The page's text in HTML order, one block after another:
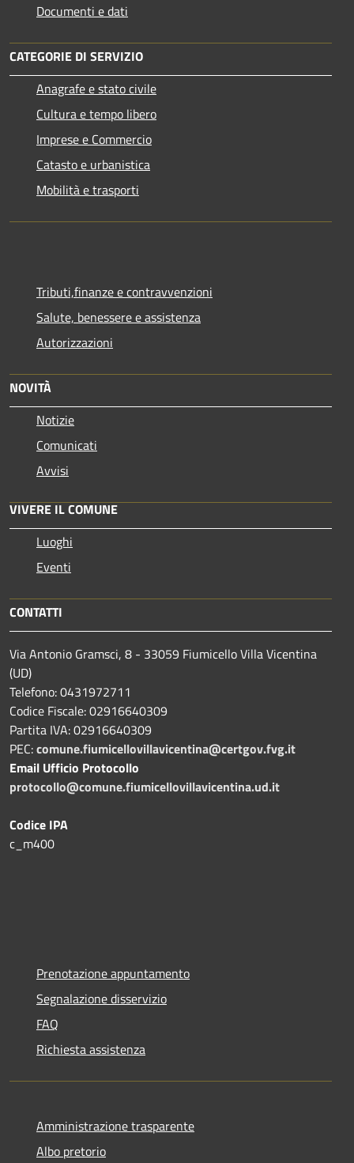
Documenti e dati
CATEGORIE DI SERVIZIO
Anagrafe e stato civile
Cultura e tempo libero
Imprese e Commercio
Catasto e urbanistica
Mobilità e trasporti
Tributi,finanze e contravvenzioni
Salute, benessere e assistenza
Autorizzazioni
NOVITÀ
Notizie
Comunicati
Avvisi
VIVERE IL COMUNE
Luoghi
Eventi
CONTATTI
Via Antonio Gramsci, 8 - 33059 Fiumicello Villa Vicentina
(UD)
Telefono: 0431972711
Codice Fiscale: 02916640309
Partita IVA: 02916640309
PEC:comune.fiumicellovillavicentina@certgov.fvg.it
Email Ufficio Protocollo
protocollo@comune.fiumicellovillavicentina.ud.it
Codice IPA
c_m400
Prenotazione appuntamento
Segnalazione disservizio
FAQ
Richiesta assistenza
Amministrazione trasparente
Albo pretorio